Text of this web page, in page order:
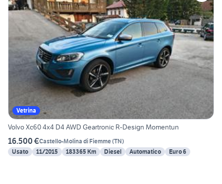
Vetrina
Volvo Xc60 4x4 D4 AWD Geartronic R-Design Momentun
16.500 €Castello-Molina di Fiemme(TN)
Usato
11/2015 183365 Km Diesel Automatico Euro 6